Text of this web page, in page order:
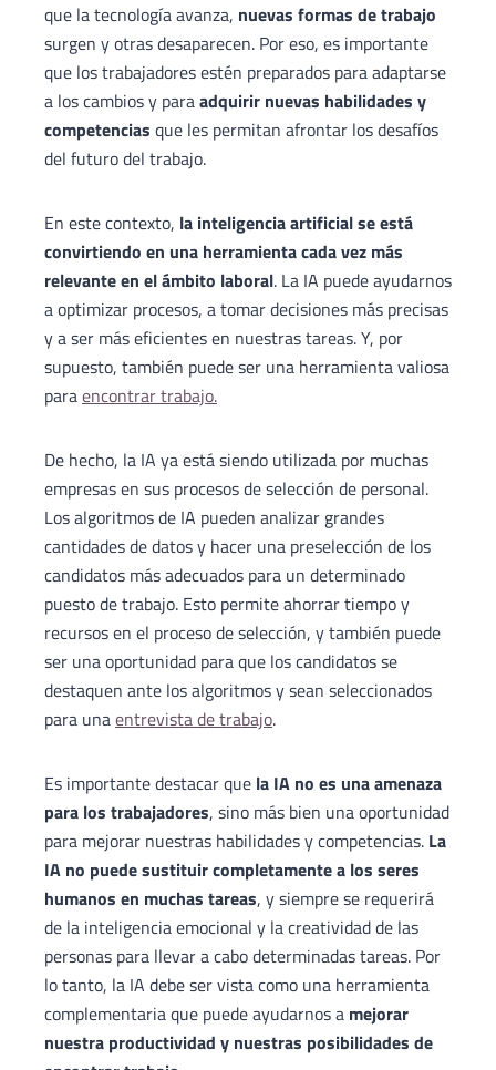
que la tecnología avanza, nuevas formas de trabajo
surgen y otras desaparecen. Por eso, es importante
que los trabajadores estén preparados para adaptarse
a los cambios y paraadquirir nuevas habilidades y
competencias que les permitan afrontar los desafíos
del futuro del trabajo.
En este contexto, la inteligencia artificial se está
convirtiendo en una herramienta cada vez más
relevante en el ámbito laboral. La IA puede ayudarnos
a optimizar procesos, a tomar decisiones más precisas
y a ser más eficientes en nuestras tareas. Y, por
supuesto, también puede ser una herramienta valiosa
paraencontrar trabajo.
De hecho, la IA ya está siendo utilizada por muchas
empresas en sus procesos de selección de personal.
Los algoritmos de IA pueden analizar grandes
cantidades de datos y hacer una preselección de los
candidatos más adecuados para un determinado
puesto de trabajo. Esto permite ahorrar tiempo y
recursos en el proceso de selección, y también puede
ser una oportunidad para que los candidatos se
destaquen ante los algoritmos y sean seleccionados
para unaentrevista de trabajo.
Es importante destacar que la IA no es una amenaza
para los trabajadores, sino más bien una oportunidad
para mejorar nuestras habilidades y competencias. La
IA no puede sustituir completamente a los seres
humanos en muchas tareas, y siempre se requerirá
de la inteligencia emocional y la creatividad de las
personas para llevar a cabo determinadas tareas. Por
lo tanto, la IA debe ser vista como una herramienta
complementaria que puede ayudarnos a mejorar
nuestra productividad y nuestras posibilidades de